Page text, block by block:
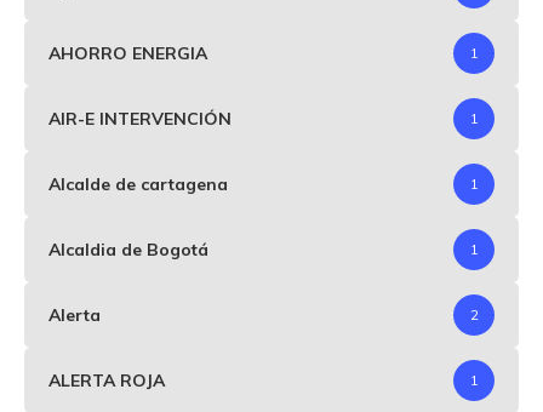
AHORRO ENERGIA 1
AIR-E INTERVENCIÓN 1
Alcalde de cartagena 1
Alcaldia de Bogotá 1
Alerta 2
ALERTA ROJA 1